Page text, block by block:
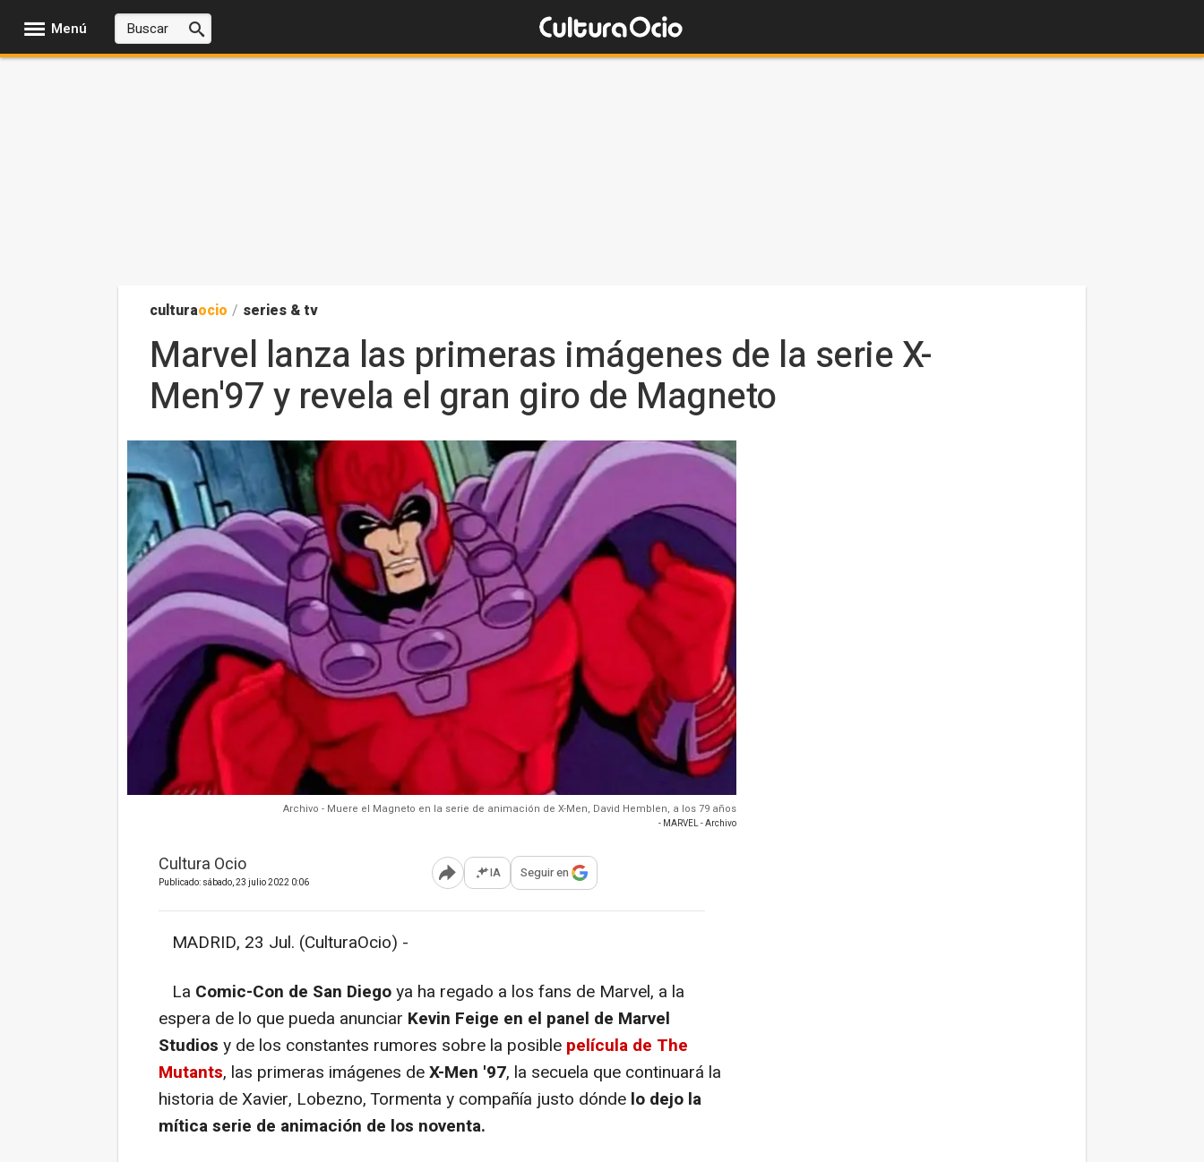
Menú
culturaocio / series & tv
Marvel lanza las primeras imágenes de la serie X-
Men'97 y revela el gran giro de Magneto
Archivo - Muere el Magneto en la serie de animación de X-Men, David Hemblen, a los 79 años
- MARVEL - Archivo
Cultura Ocio
Publicado: sábado, 23 julio 2022 0:06 Abrir opciones para compartir
IA Seguir en
MADRID, 23 Jul. (CulturaOcio) -
La Comic-Con de San Diegoya ha regado a los fans de Marvel, a la
espera de lo que pueda anunciar Kevin Feige en el panel de Marvel
Studios y de los constantes rumores sobre la posible película de The
Mutants, las primeras imágenes deX-Men '97, la secuela que continuará la
historia de Xavier, Lobezno, Tormenta y compañía justo dónde lo dejo la
mítica serie de animación de los noventa.